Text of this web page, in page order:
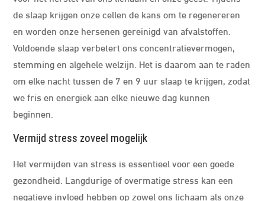
de slaap krijgen onze cellen de kans om te regenereren
en worden onze hersenen gereinigd van afvalstoffen.
Voldoende slaap verbetert ons concentratievermogen,
stemming en algehele welzijn. Het is daarom aan te raden
om elke nacht tussen de 7 en 9 uur slaap te krijgen, zodat
we fris en energiek aan elke nieuwe dag kunnen
beginnen.
Vermijd stress zoveel mogelijk
Het vermijden van stress is essentieel voor een goede
gezondheid. Langdurige of overmatige stress kan een
negatieve invloed hebben op zowel ons lichaam als onze